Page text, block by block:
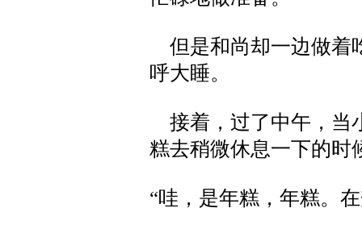
但是和尚却一边做着
呼大睡。
接着，过了中午，当
糕去稍微休息一下的时
“哇，是年糕，年糕。